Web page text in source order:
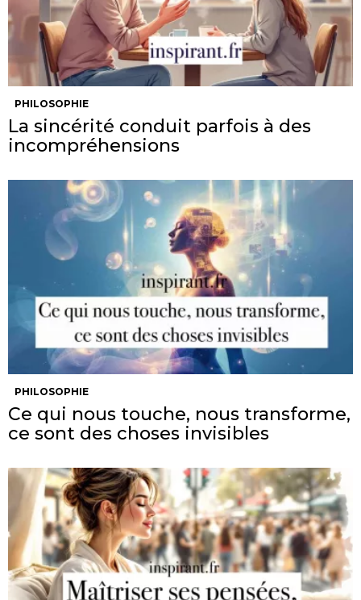
PHILOSOPHIE
La sincérité conduit parfois à des
incompréhensions
PHILOSOPHIE
Ce qui nous touche, nous transforme,
ce sont des choses invisibles